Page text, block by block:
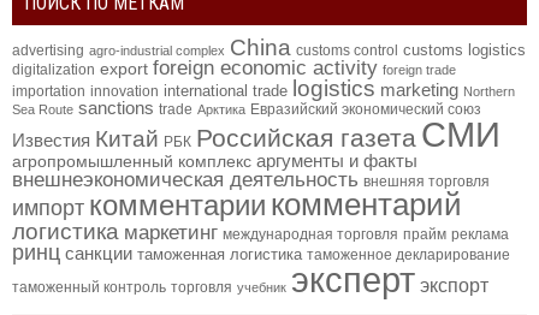
advertising agro-industrial complex China customs control customs logistics
digitalization export foreign economic activity foreign trade
importation innovation international trade logistics marketing Northern
Sea Route sanctions trade Арктика Евразийский экономический союз
Известия Китай РБК Российская газета СМИ
агропромышленный комплекс аргументы и факты
внешнеэкономическая деятельность внешняя торговля
импорт комментарии комментарий
логистика маркетинг международная торговля прайм реклама
ринц санкции таможенная логистика таможенное декларирование
таможенный контроль торговля учебник эксперт экспорт